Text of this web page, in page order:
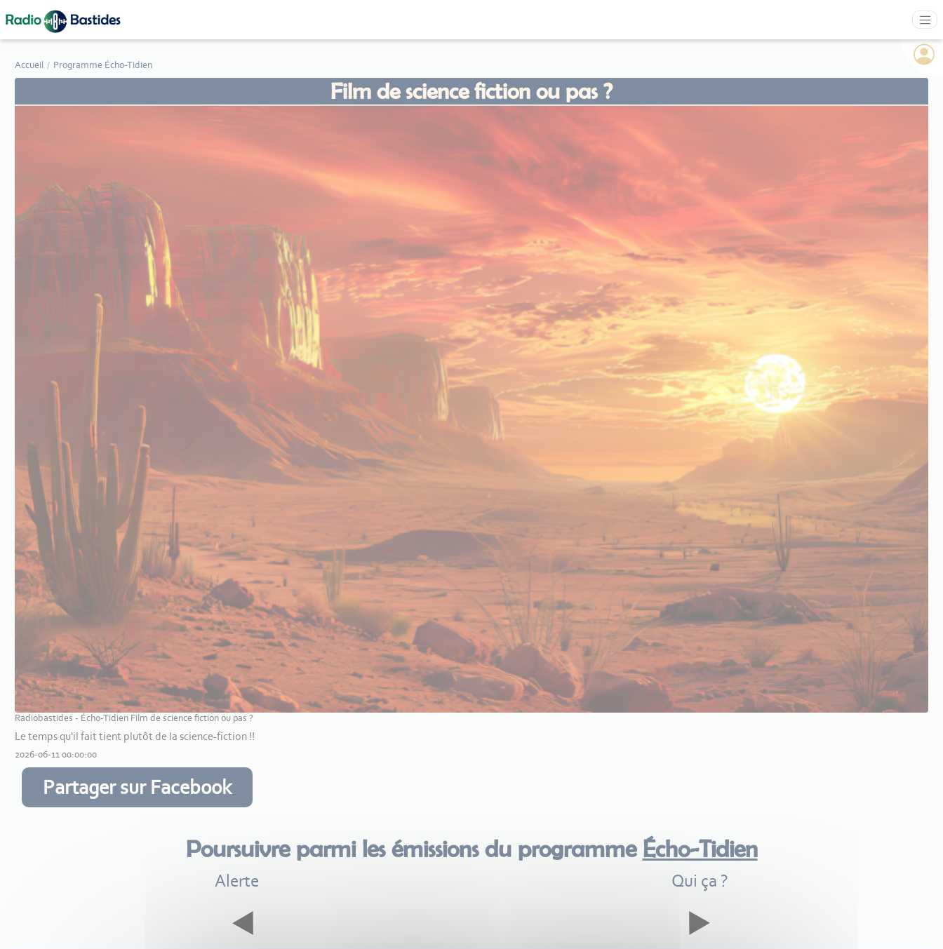
Accueil Programme Écho-Tidien
Film de science fiction ou pas ?
Radiobastides - Écho-Tidien Film de science fiction ou pas ?
Le temps qu'il fait tient plutôt de la science-fiction !!
2026-06-11 00:00:00
Partager sur Facebook
Poursuivre parmi les émissions du programme Écho-Tidien
Alerte Qui ça ?